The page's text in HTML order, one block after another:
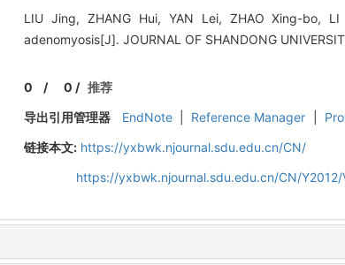
LIU Jing, ZHANG Hui, YAN Lei, ZHAO Xing-bo,
adenomyosis[J]. JOURNAL OF SHANDONG
0 / 0 / 推荐
导出引用管理器
EndNote Reference Manager
链接本文: https://yxbwk.njournal.sdu.edu.cn/CN/
https://yxbwk.njournal.sdu.edu.cn/CN/